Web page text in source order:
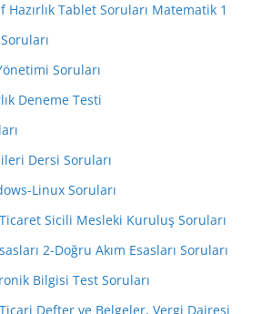
Hazırlık Tablet Soruları Matematik 1
Soruları
Deneme Testi
Dersi Soruları
Linux Soruları
Sicili Mesleki Kuruluş Soruları
2-Doğru Akım Esasları Soruları
Bilgisi Test Soruları
Defter ve Belgeler, Vergi Dairesi